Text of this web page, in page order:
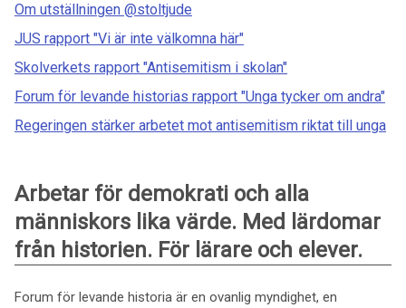
Om utställningen @stoltjude
JUS rapport "Vi är inte välkomna här"
Skolverkets rapport "Antisemitism i skolan"
Forum för levande historias rapport "Unga tycker om andra"
Regeringen stärker arbetet mot antisemitism riktat till unga
Arbetar för demokrati och alla
människors lika värde. Med lärdomar
från historien. För lärare och elever.
Forum för levande historia är en ovanlig myndighet, en